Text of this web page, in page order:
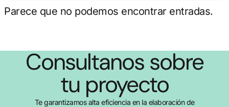
Parece que no podemos encontrar entradas.
Consultanos sobre
tu proyecto
Te garantizamos alta eficiencia en la elaboración de